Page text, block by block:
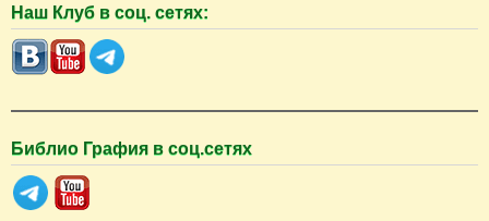
и
с
к
Наш Клуб в соц. сетях:
Библио Графия в соц.сетях